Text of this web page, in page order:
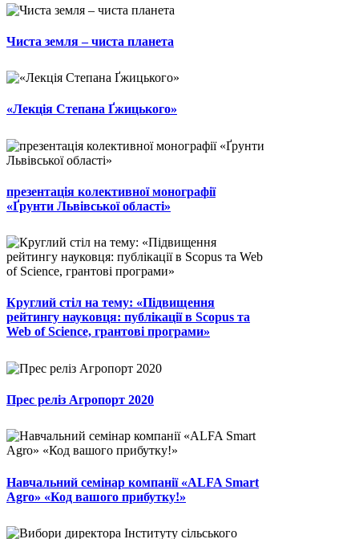
Чиста земля – чиста планета
«Лекція Степана Ґжицького»
презентація колективної монографії
«Ґрунти Львівської області»
Круглий стіл на тему: «Підвищення
рейтингу науковця: публікації в Scopus та
Web of Science, грантові програми»
Прес реліз Агропорт 2020
Навчальний семінар компанії «ALFA Smart
Agro» «Код вашого прибутку!»